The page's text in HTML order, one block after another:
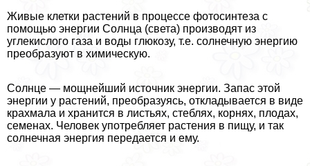
Живые клетки растений в процессе фотосинтеза с
помощью энергии Солнца (света) производят из
углекислого газа и воды глюкозу, т.е. солнечную энергию
преобразуют в химическую.
Солнце — мощнейший источник энергии. Запас этой
энергии у растений, преобразуясь, откладывается в виде
крахмала и хранится в листьях, стeблях, корнях, плодах,
семенах. Человек употрeбляет растения в пищу, и так
солнечная энергия передается и ему.